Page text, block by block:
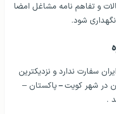
و تفاهم نامه مشاغل امضا
شود.
سفارت ندارد و نزدیکترین
در شهر کویت–پاکستان –
.